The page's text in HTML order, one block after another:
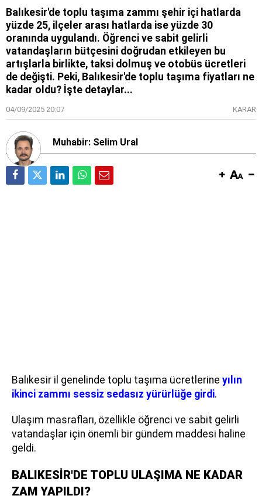
Balıkesir'de toplu taşıma zammı şehir içi hatlarda
yüzde 25, ilçeler arası hatlarda ise yüzde 30
oranında uygulandı. Öğrenci ve sabit gelirli
vatandaşların bütçesini doğrudan etkileyen bu
artışlarla birlikte, taksi dolmuş ve otobüs ücretleri
de değişti. Peki, Balıkesir'de toplu taşıma fiyatları ne
kadar oldu? İşte detaylar...
04/09/2025 20:07 KARAR
Muhabir: Selim Ural
Balıkesir il genelinde toplu taşıma ücretlerine yılın
ikinci zammı sessiz sedasız yürürlüğe girdi.
Ulaşım masrafları, özellikle öğrenci ve sabit gelirli
vatandaşlar için önemli bir gündem maddesi haline
geldi.
BALIKESİR'DE TOPLU ULAŞIMA NE KADAR
ZAM YAPILDI?